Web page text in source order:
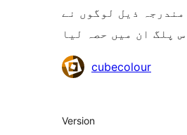
مندرجہ ذیل لوگوں نے
شراکتcubecolour
میٹا
Version